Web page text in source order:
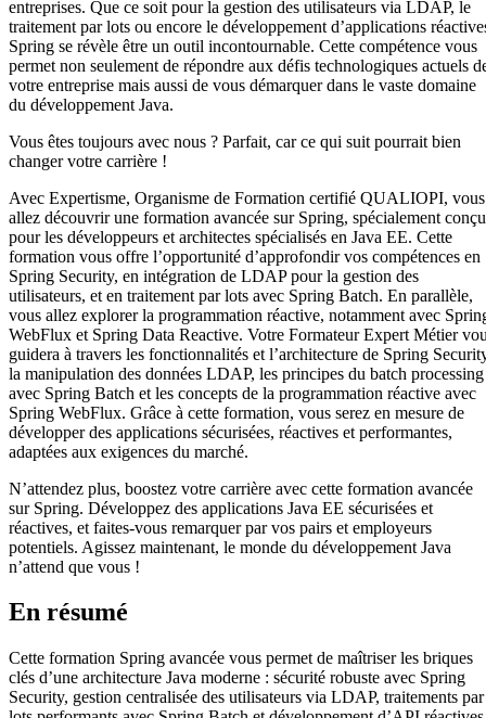
entreprises. Que ce soit pour la gestion des utilisateurs via LDAP, le
traitement par lots ou encore le développement d’applications
Spring se révèle être un outil incontournable. Cette compétence vous
permet non seulement de répondre aux défis technologiques actuels
votre entreprise mais aussi de vous démarquer dans le vaste domaine
du développement Java.
Vous êtes toujours avec nous ? Parfait, car ce qui suit pourrait bien
changer votre carrière !
Avec Expertisme, Organisme de Formation certifié QUALIOPI, vous
allez découvrir une formation avancée sur Spring, spécialement
pour les développeurs et architectes spécialisés en Java EE. Cette
formation vous offre l’opportunité d’approfondir vos compétences en
Spring Security, en intégration de LDAP pour la gestion des
utilisateurs, et en traitement par lots avec Spring Batch. En parallèle,
vous allez explorer la programmation réactive, notamment avec
WebFlux et Spring Data Reactive. Votre Formateur Expert Métier
guidera à travers les fonctionnalités et l’architecture de Spring
la manipulation des données LDAP, les principes du batch processing
avec Spring Batch et les concepts de la programmation réactive avec
Spring WebFlux. Grâce à cette formation, vous serez en mesure de
développer des applications sécurisées, réactives et performantes,
adaptées aux exigences du marché.
N’attendez plus, boostez votre carrière avec cette formation avancée
sur Spring. Développez des applications Java EE sécurisées et
réactives, et faites-vous remarquer par vos pairs et employeurs
potentiels. Agissez maintenant, le monde du développement Java
n’attend que vous !
En résumé
Cette formation Spring avancée vous permet de maîtriser les briques
clés d’une architecture Java moderne : sécurité robuste avec Spring
Security, gestion centralisée des utilisateurs via LDAP, traitements par